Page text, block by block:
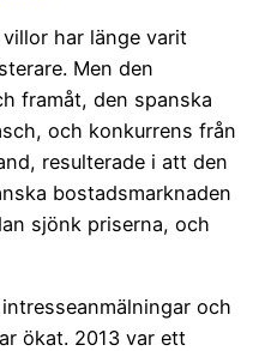
har länge varit
Men den
framåt, den spanska
och konkurrens från
resulterade i att den
bostadsmarknaden
sjönk priserna, och
och
ökat. 2013 var ett